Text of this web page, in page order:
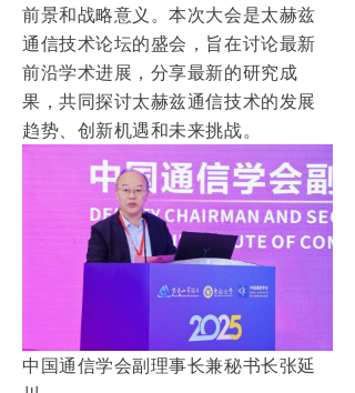
前景和战略意义。本次大会是太赫兹
通信技术论坛的盛会，旨在讨论最新
前沿学术进展，分享最新的研究成
果，共同探讨太赫兹通信技术的发展
趋势、创新机遇和未来挑战。
中国通信学会副理事长兼秘书长张延